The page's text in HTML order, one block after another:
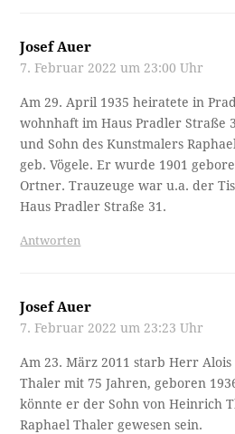
Josef Auer
7. Februar 2022 um 23:00 Uhr
Am 29. April 1935 heiratete in
wohnhaft im Haus Pradler Straße
und Sohn des Kunstmalers
geb. Vögele. Er wurde 1901
Ortner. Trauzeuge war u.a. der
Haus Pradler Straße 31.
Antworten
Josef Auer
7. Februar 2022 um 23:23 Uhr
Am 23. März 2011 starb Herr
Thaler mit 75 Jahren, geboren
könnte er der Sohn von Heinrich
Raphael Thaler gewesen sein.